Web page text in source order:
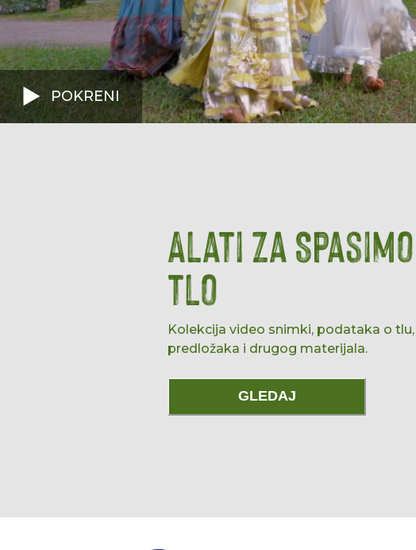
POKRENI
Alati za Spasimo
tlo
Kolekcija video snimki, podataka o tlu,
predložaka i drugog materijala.
GLEDAJ